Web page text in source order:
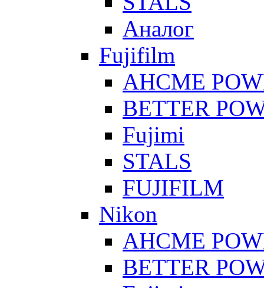
Аналог
Fujifilm
AHCME
BETTER
Fujimi
STALS
FUJIFILM
Nikon
AHCME
BETTER